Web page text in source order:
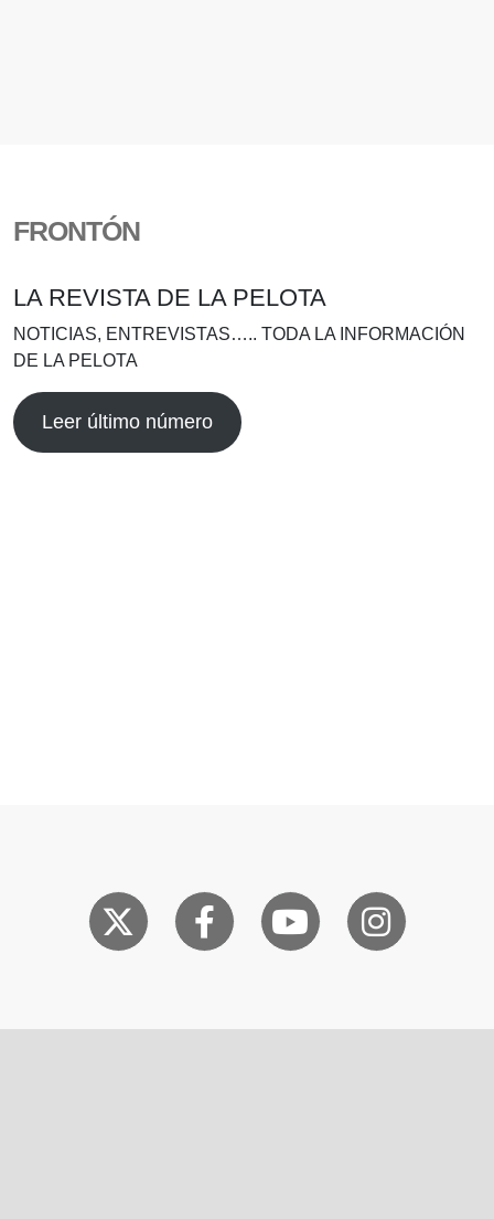
FRONTÓN
LA REVISTA DE LA PELOTA
NOTICIAS, ENTREVISTAS….. TODA LA INFORMACIÓN
DE LA PELOTA
Leer último número